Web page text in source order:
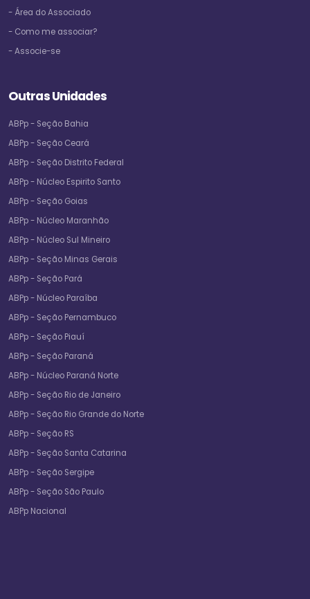
- Área do Associado
- Como me associar?
- Associe-se
Outras Unidades
ABPp - Seção Bahia
ABPp - Seção Ceará
ABPp - Seção Distrito Federal
ABPp - Núcleo Espirito Santo
ABPp - Seção Goias
ABPp - Núcleo Maranhão
ABPp - Núcleo Sul Mineiro
ABPp - Seção Minas Gerais
ABPp - Seção Pará
ABPp - Núcleo Paraíba
ABPp - Seção Pernambuco
ABPp - Seção Piauí
ABPp - Seção Paraná
ABPp - Núcleo Paraná Norte
ABPp - Seção Rio de Janeiro
ABPp - Seção Rio Grande do Norte
ABPp - Seção RS
ABPp - Seção Santa Catarina
ABPp - Seção Sergipe
ABPp - Seção São Paulo
ABPp Nacional